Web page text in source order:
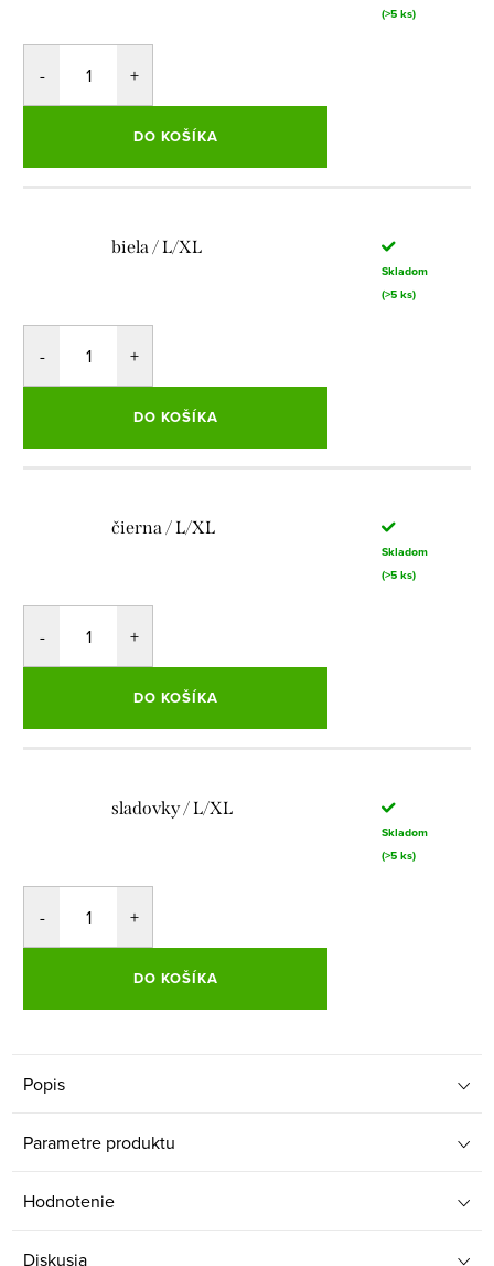
(>5 ks)
DO KOŠÍKA
biela / L/XL
Skladom
(>5 ks)
DO KOŠÍKA
čierna / L/XL
Skladom
(>5 ks)
DO KOŠÍKA
sladovky / L/XL
Skladom
(>5 ks)
DO KOŠÍKA
Popis
Parametre produktu
Hodnotenie
Diskusia